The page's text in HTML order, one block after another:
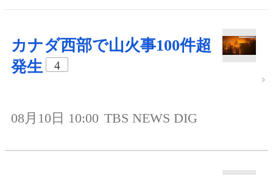
カナダ西部で山火事100件超
発生
4
08月10日 10:00 TBS NEWS DIG